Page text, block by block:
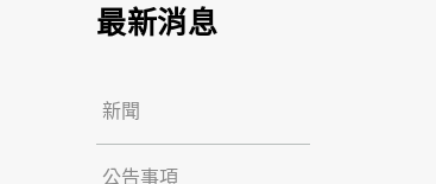
最新消息
新聞
公告事項